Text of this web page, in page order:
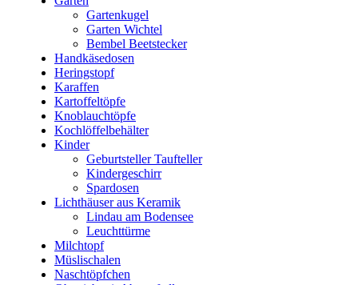
Gartenkugel
Garten Wichtel
Bembel Beetstecker
Handkäsedosen
Heringstopf
Karaffen
Kartoffeltöpfe
Knoblauchtöpfe
Kochlöffelbehälter
Kinder
Geburtsteller Taufteller
Kindergeschirr
Spardosen
Lichthäuser aus Keramik
Lindau am Bodensee
Leuchttürme
Milchtopf
Müslischalen
Naschtöpfchen